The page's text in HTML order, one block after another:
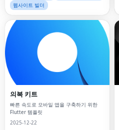
웹사이트 빌더
의복 키트
빠른 속도로 모바일 앱을 구축하기 위한
Flutter 템플릿
2025-12-22